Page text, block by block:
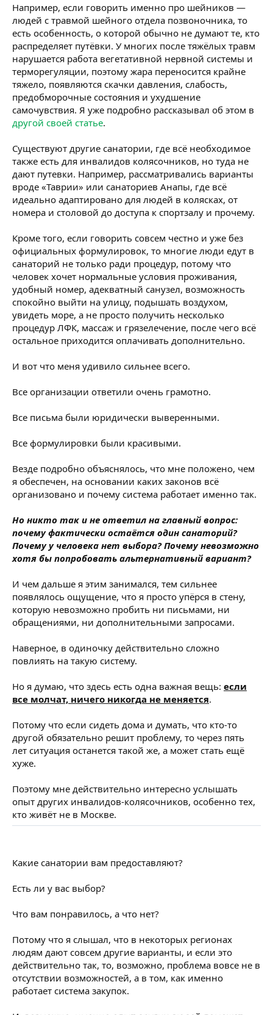
Например, если говорить именно про шейников —
людей с травмой шейного отдела позвоночника, то
есть особенность, о которой обычно не думают те, кто
распределяет путёвки. У многих после тяжёлых травм
нарушается работа вегетативной нервной системы и
терморегуляции, поэтому жара переносится крайне
тяжело, появляются скачки давления, слабость,
предобморочные состояния и ухудшение
самочувствия. Я уже подробно рассказывал об этом в
другой своей статье.
Существуют другие санатории, где всё необходимое
также есть для инвалидов колясочников, но туда не
дают путевки. Например, рассматривались варианты
вроде «Таврии» или санаториев Анапы, где всё
идеально адаптировано для людей в колясках, от
номера и столовой до доступа к спортзалу и прочему.
Кроме того, если говорить совсем честно и уже без
официальных формулировок, то многие люди едут в
санаторий не только ради процедур, потому что
человек хочет нормальные условия проживания,
удобный номер, адекватный санузел, возможность
спокойно выйти на улицу, подышать воздухом,
увидеть море, а не просто получить несколько
процедур ЛФК, массаж и грязелечение, после чего всё
остальное приходится оплачивать дополнительно.
И вот что меня удивило сильнее всего.
Все организации ответили очень грамотно.
Все письма были юридически выверенными.
Все формулировки были красивыми.
Везде подробно объяснялось, что мне положено, чем
я обеспечен, на основании каких законов всё
организовано и почему система работает именно так.
Но никто так и не ответил на главный вопрос:
почему фактически остаётся один санаторий?
Почему у человека нет выбора? Почему невозможно
хотя бы попробовать альтернативный вариант?
И чем дальше я этим занимался, тем сильнее
появлялось ощущение, что я просто упёрся в стену,
которую невозможно пробить ни письмами, ни
обращениями, ни дополнительными запросами.
Наверное, в одиночку действительно сложно
повлиять на такую систему.
Но я думаю, что здесь есть одна важная вещь: если
все молчат, ничего никогда не меняется.
Потому что если сидеть дома и думать, что кто-то
другой обязательно решит проблему, то через пять
лет ситуация останется такой же, а может стать ещё
хуже.
Поэтому мне действительно интересно услышать
опыт других инвалидов-колясочников, особенно тех,
кто живёт не в Москве.
Какие санатории вам предоставляют?
Есть ли у вас выбор?
Что вам понравилось, а что нет?
Потому что я слышал, что в некоторых регионах
людям дают совсем другие варианты, и если это
действительно так, то, возможно, проблема вовсе не в
отсутствии возможностей, а в том, как именно
работает система закупок.